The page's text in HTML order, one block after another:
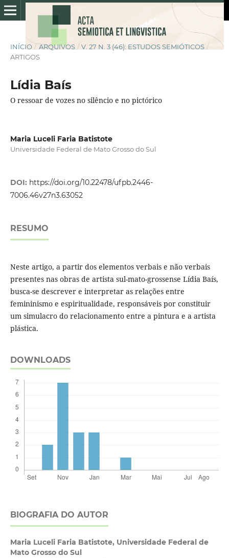
INÍCIO / ARQUIVOS / V. 27 N. 3 (46): ESTUDOS SEMIÓTICOS /
ARTIGOS
Lídia Baís
O ressoar de vozes no silêncio e no pictórico
Maria Luceli Faria Batistote
Universidade Federal de Mato Grosso do Sul
DOI: https://doi.org/10.22478/ufpb.2446-
7006.46v27n3.63052
RESUMO
Neste artigo, a partir dos elementos verbais e não verbais
presentes nas obras de artista sul-mato-grossense Lídia Baís,
busca-se descrever e interpretar as relações entre
femininismo e espiritualidade, responsáveis por constituir
um simulacro do relacionamento entre a pintura e a artista
plástica.
DOWNLOADS
BIOGRAFIA DO AUTOR
Maria Luceli Faria Batistote, Universidade Federal de
Mato Grosso do Sul